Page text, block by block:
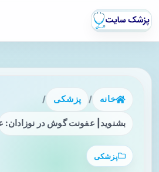
خانه / پزشکی /
بشنوید| عفونت گوش در نوزادان:
پزشکی